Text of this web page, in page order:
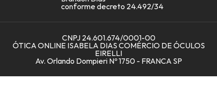
Blue Light
Fotoblue
conforme decreto 24.492/34
CNPJ 24.601.674/0001-00
ÓTICA ONLINE ISABELA DIAS COMÉRCIO DE ÓCULOS
EIRELLI
Av. Orlando Dompieri Nº 1750 - FRANCA SP